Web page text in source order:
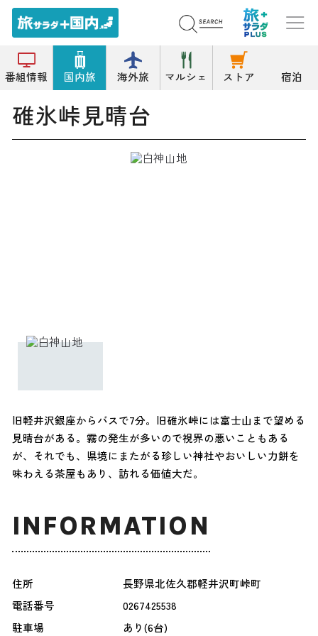
番組情報 国内旅 海外旅 マルシェ ストア 宿泊
トップ 公園/緑地 碓氷峠見晴台
碓氷峠見晴台
旧軽井沢銀座からバスで7分。旧碓氷峠には富士山まで望める
見晴台がある。霧の発生が多いので視界の悪いこともある
が、それでも、県境にまたがる珍しい神社やおいしい力餅を
味わえる茶屋もあり、訪れる価値大だ。
INFORMATION
住所
長野県北佐久郡軽井沢町峠町
電話番号
0267425538
駐車場
あり(6台)